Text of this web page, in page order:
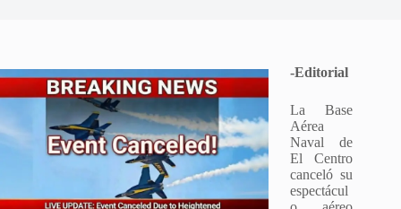
-Editorial
La Base
Aérea
Naval de
El Centro
canceló su
espectácul